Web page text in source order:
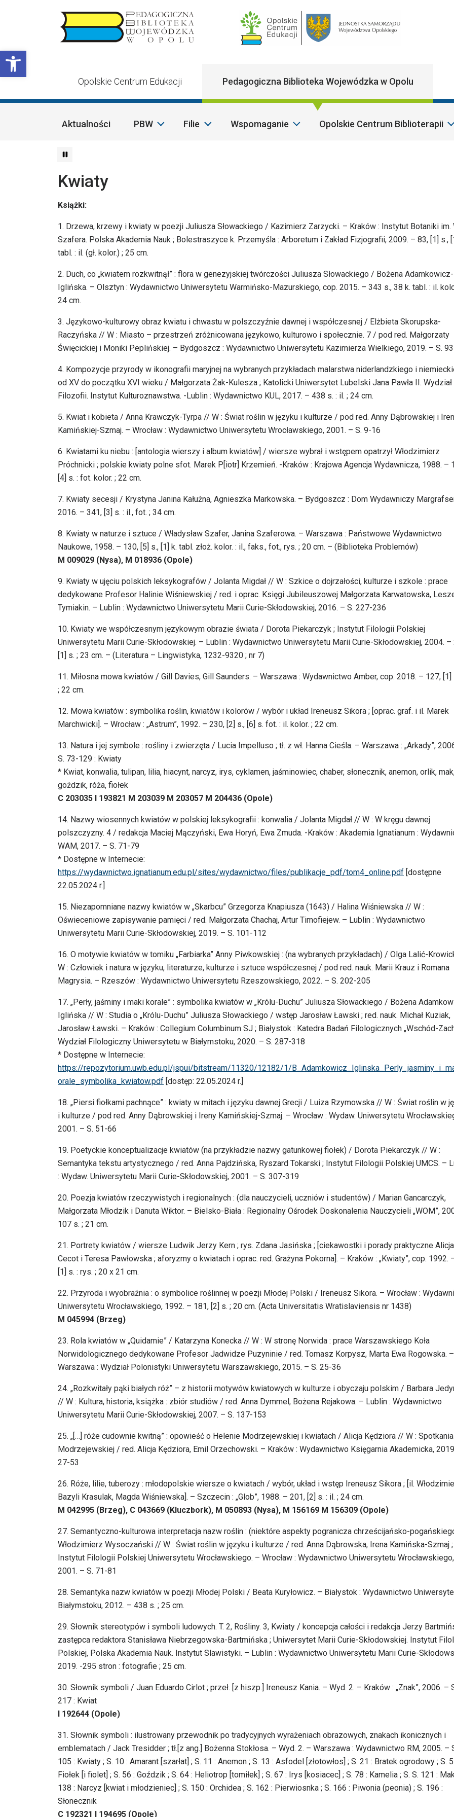
Otwórz pasek narzędzi
Main
Opolskie Centrum Edukacji Pedagogiczna Biblioteka Wojewódzka w Opolu
Aktualności PBW Filie Wspomaganie Opolskie Centrum Biblioterapii
Kwiaty
Książki:
1. Drzewa, krzewy i kwiaty w poezji Juliusza Słowackiego / Kazimierz Zarzycki. – Kraków : Instytut Botaniki im.
Szafera. Polska Akademia Nauk ; Bolestraszyce k. Przemyśla : Arboretum i Zakład Fizjografii, 2009. – 83, [1] s.,
tabl. : il. (gł. kolor.) ; 25 cm.
2. Duch, co „kwiatem rozkwitnął” : flora w genezyjskiej twórczości Juliusza Słowackiego / Bożena Adamkowicz-
Iglińska. – Olsztyn : Wydawnictwo Uniwersytetu Warmińsko-Mazurskiego, cop. 2015. – 343 s., 38 k. tabl. : il.
24 cm.
3. Językowo-kulturowy obraz kwiatu i chwastu w polszczyźnie dawnej i współczesnej / Elżbieta Skorupska-
Raczyńska // W : Miasto – przestrzeń zróżnicowana językowo, kulturowo i społecznie. 7 / pod red. Małgorzaty
Święcickiej i Moniki Peplińskiej. – Bydgoszcz : Wydawnictwo Uniwersytetu Kazimierza Wielkiego, 2019. – S.
4. Kompozycje przyrody w ikonografii maryjnej na wybranych przykładach malarstwa niderlandzkiego i
od XV do początku XVI wieku / Małgorzata Żak-Kulesza ; Katolicki Uniwersytet Lubelski Jana Pawła II. Wydział
Filozofii. Instytut Kulturoznawstwa. -Lublin : Wydawnictwo KUL, 2017. – 438 s. : il. ; 24 cm.
5. Kwiat i kobieta / Anna Krawczyk-Tyrpa // W : Świat roślin w języku i kulturze / pod red. Anny Dąbrowskiej i
Kamińskiej-Szmaj. – Wrocław : Wydawnictwo Uniwersytetu Wrocławskiego, 2001. – S. 9-16
6. Kwiatami ku niebu : [antologia wierszy i album kwiatów] / wiersze wybrał i wstępem opatrzył Włodzimierz
Próchnicki ; polskie kwiaty polne sfot. Marek P[iotr] Krzemień. -Kraków : Krajowa Agencja Wydawnicza, 1988. –
[4] s. : fot. kolor. ; 22 cm.
7. Kwiaty secesji / Krystyna Janina Kałużna, Agnieszka Markowska. – Bydgoszcz : Dom Wydawniczy
2016. – 341, [3] s. : il., fot. ; 34 cm.
8. Kwiaty w naturze i sztuce / Władysław Szafer, Janina Szaferowa. – Warszawa : Państwowe Wydawnictwo
Naukowe, 1958. – 130, [5] s., [1] k. tabl. złoż. kolor. : il., faks., fot., rys. ; 20 cm. – (Biblioteka Problemów)
M 009029 (Nysa), M 018936 (Opole)
9. Kwiaty w ujęciu polskich leksykografów / Jolanta Migdał // W : Szkice o dojrzałości, kulturze i szkole : prace
dedykowane Profesor Halinie Wiśniewskiej / red. i oprac. Księgi Jubileuszowej Małgorzata Karwatowska,
Tymiakin. – Lublin : Wydawnictwo Uniwersytetu Marii Curie-Skłodowskiej, 2016. – S. 227-236
10. Kwiaty we współczesnym językowym obrazie świata / Dorota Piekarczyk ; Instytut Filologii Polskiej
Uniwersytetu Marii Curie-Skłodowskiej. – Lublin : Wydawnictwo Uniwersytetu Marii Curie-Skłodowskiej, 2004. –
[1] s. ; 23 cm. – (Literatura – Lingwistyka, 1232-9320 ; nr 7)
11. Miłosna mowa kwiatów / Gill Davies, Gill Saunders. – Warszawa : Wydawnictwo Amber, cop. 2018. – 127, [1]
; 22 cm.
12. Mowa kwiatów : symbolika roślin, kwiatów i kolorów / wybór i układ Ireneusz Sikora ; [oprac. graf. i il. Marek
Marchwicki]. – Wrocław : „Astrum”, 1992. – 230, [2] s., [6] s. fot. : il. kolor. ; 22 cm.
13. Natura i jej symbole : rośliny i zwierzęta / Lucia Impelluso ; tł. z wł. Hanna Cieśla. – Warszawa : „Arkady”,
S. 73-129 : Kwiaty
* Kwiat, konwalia, tulipan, lilia, hiacynt, narcyz, irys, cyklamen, jaśminowiec, chaber, słonecznik, anemon, orlik,
goździk, róża, fiołek
C 203035 I 193821 M 203039 M 203057 M 204436 (Opole)
14. Nazwy wiosennych kwiatów w polskiej leksykografii : konwalia / Jolanta Migdał // W : W kręgu dawnej
polszczyzny. 4 / redakcja Maciej Mączyński, Ewa Horyń, Ewa Zmuda. -Kraków : Akademia Ignatianum :
WAM, 2017. – S. 71-79
* Dostępne w Internecie:
https://wydawnictwo.ignatianum.edu.pl/sites/wydawnictwo/files/publikacje_pdf/tom4_online.pdf [dostępne
22.05.2024 r.]
15. Niezapomniane nazwy kwiatów w „Skarbcu” Grzegorza Knapiusza (1643) / Halina Wiśniewska // W :
Oświeceniowe zapisywanie pamięci / red. Małgorzata Chachaj, Artur Timofiejew. – Lublin : Wydawnictwo
Uniwersytetu Marii Curie-Skłodowskiej, 2019. – S. 101-112
16. O motywie kwiatów w tomiku „Farbiarka” Anny Piwkowskiej : (na wybranych przykładach) / Olga Lalić-
W : Człowiek i natura w języku, literaturze, kulturze i sztuce współczesnej / pod red. nauk. Marii Krauz i Romana
Magrysia. – Rzeszów : Wydawnictwo Uniwersytetu Rzeszowskiego, 2022. – S. 202-205
17. „Perły, jaśminy i maki korale” : symbolika kwiatów w „Królu-Duchu” Juliusza Słowackiego / Bożena
Iglińska // W : Studia o „Królu-Duchu” Juliusza Słowackiego / wstęp Jarosław Ławski ; red. nauk. Michał Kuziak,
Jarosław Ławski. – Kraków : Collegium Columbinum SJ ; Białystok : Katedra Badań Filologicznych „Wschód-
Wydział Filologiczny Uniwersytetu w Białymstoku, 2020. – S. 287-318
* Dostępne w Internecie:
https://repozytorium.uwb.edu.pl/jspui/bitstream/11320/12182/1/
orale_symbolika_kwiatow.pdf [dostęp: 22.05.2024 r.]
18. „Piersi fiołkami pachnące” : kwiaty w mitach i języku dawnej Grecji / Luiza Rzymowska // W : Świat roślin w
i kulturze / pod red. Anny Dąbrowskiej i Ireny Kamińskiej-Szmaj. – Wrocław : Wydaw. Uniwersytetu
2001. – S. 51-66
19. Poetyckie konceptualizacje kwiatów (na przykładzie nazwy gatunkowej fiołek) / Dorota Piekarczyk // W :
Semantyka tekstu artystycznego / red. Anna Pajdzińska, Ryszard Tokarski ; Instytut Filologii Polskiej UMCS. –
: Wydaw. Uniwersytetu Marii Curie-Skłodowskiej, 2001. – S. 307-319
20. Poezja kwiatów rzeczywistych i regionalnych : (dla nauczycieli, uczniów i studentów) / Marian Gancarczyk,
Małgorzata Młodzik i Danuta Wiktor. – Bielsko-Biała : Regionalny Ośrodek Doskonalenia Nauczycieli „WOM”,
107 s. ; 21 cm.
21. Portrety kwiatów / wiersze Ludwik Jerzy Kern ; rys. Zdana Jasińska ; [ciekawostki i porady praktyczne Alicja
Cecot i Teresa Pawłowska ; aforyzmy o kwiatach i oprac. red. Grażyna Pokorna]. – Kraków : „Kwiaty”, cop. 1992.
[1] s. : rys. ; 20 x 21 cm.
22. Przyroda i wyobraźnia : o symbolice roślinnej w poezji Młodej Polski / Ireneusz Sikora. – Wrocław :
Uniwersytetu Wrocławskiego, 1992. – 181, [2] s. ; 20 cm. (Acta Universitatis Wratislaviensis nr 1438)
M 045994 (Brzeg)
23. Rola kwiatów w „Quidamie” / Katarzyna Konecka // W : W stronę Norwida : prace Warszawskiego Koła
Norwidologicznego dedykowane Profesor Jadwidze Puzyninie / red. Tomasz Korpysz, Marta Ewa Rogowska. –
Warszawa : Wydział Polonistyki Uniwersytetu Warszawskiego, 2015. – S. 25-36
24. „Rozkwitały pąki białych róż” – z historii motywów kwiatowych w kulturze i obyczaju polskim / Barbara
// W : Kultura, historia, książka : zbiór studiów / red. Anna Dymmel, Bożena Rejakowa. – Lublin : Wydawnictwo
Uniwersytetu Marii Curie-Skłodowskiej, 2007. – S. 137-153
25. „[…] róże cudownie kwitną” : opowieść o Helenie Modrzejewskiej i kwiatach / Alicja Kędziora // W :
Modrzejewskiej / red. Alicja Kędziora, Emil Orzechowski. – Kraków : Wydawnictwo Księgarnia Akademicka,
27-53
26. Róże, lilie, tuberozy : młodopolskie wiersze o kwiatach / wybór, układ i wstęp Ireneusz Sikora ; [il.
Bazyli Krasulak, Magda Wiśniewska]. – Szczecin : „Glob”, 1988. – 201, [2] s. : il. ; 24 cm.
M 042995 (Brzeg), C 043669 (Kluczbork), M 050893 (Nysa), M 156169 M 156309 (Opole)
27. Semantyczno-kulturowa interpretacja nazw roślin : (niektóre aspekty pogranicza chrześcijańsko-
Włodzimierz Wysoczański // W : Świat roślin w języku i kulturze / red. Anna Dąbrowska, Irena Kamińska-Szmaj ;
Instytut Filologii Polskiej Uniwersytetu Wrocławskiego. – Wrocław : Wydawnictwo Uniwersytetu Wrocławskiego,
2001. – S. 71-81
28. Semantyka nazw kwiatów w poezji Młodej Polski / Beata Kuryłowicz. – Białystok : Wydawnictwo
Białymstoku, 2012. – 438 s. ; 25 cm.
29. Słownik stereotypów i symboli ludowych. T. 2, Rośliny. 3, Kwiaty / koncepcja całości i redakcja Jerzy
zastępca redaktora Stanisława Niebrzegowska-Bartmińska ; Uniwersytet Marii Curie-Skłodowskiej. Instytut
Polskiej, Polska Akademia Nauk. Instytut Slawistyki. – Lublin : Wydawnictwo Uniwersytetu Marii Curie-
2019. -295 stron : fotografie ; 25 cm.
30. Słownik symboli / Juan Eduardo Cirlot ; przeł. [z hiszp.] Ireneusz Kania. – Wyd. 2. – Kraków : „Znak”, 2006. –
217 : Kwiat
I 192644 (Opole)
31. Słownik symboli : ilustrowany przewodnik po tradycyjnych wyrażeniach obrazowych, znakach ikonicznych i
emblematach / Jack Tresidder ; tł.[z ang.] Bożenna Stokłosa. – Wyd. 2. – Warszawa : Wydawnictwo RM, 2005. –
105 : Kwiaty ; S. 10 : Amarant [szarłat] ; S. 11 : Anemon ; S. 13 : Asfodel [złotowłos] ; S. 21 : Bratek ogrodowy ; S.
Fiołek [i fiolet] ; S. 56 : Goździk ; S. 64 : Heliotrop [tomiłek] ; S. 67 : Irys [kosiacec] ; S. 78 : Kamelia ; S. S. 121 :
138 : Narcyz [kwiat i młodzieniec] ; S. 150 : Orchidea ; S. 162 : Pierwiosnka ; S. 166 : Piwonia (peonia) ; S. 196 :
Słonecznik
C 192321 I 194695 (Opole)